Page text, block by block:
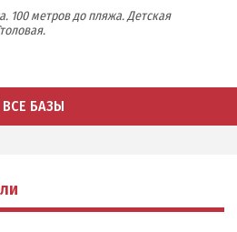
100 метров до пляжа. Детская
ВСЕ БАЗЫ